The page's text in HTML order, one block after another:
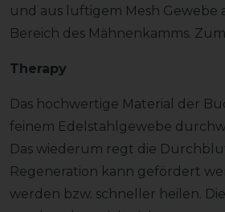
und aus luftigem Mesh Gewebe
Bereich des Mähnenkamms.
Therapy
Das hochwertige Material der
feinem Edelstahlgewebe
Das wiederum regt die
Regeneration kann gefördert
werden bzw. schneller heilen.